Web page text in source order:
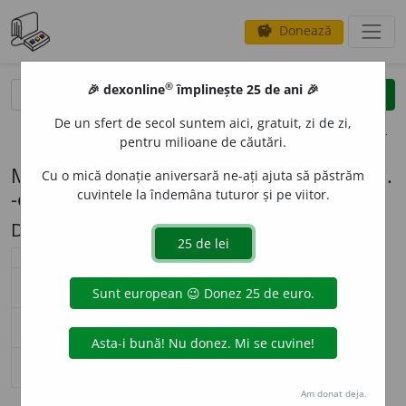
savings Donează
opțiuni
Modelul de flexiune F6.1 (emenagogă (pl.
-oage))
Descriere: Clonat după F6
F6.1) nearticulat
nominativ-acuzativ
singular emenagogă emenago
plural emenagoage emenago
genitiv-dativ
plural emenagoa ge emenago
singular —
🎉 dexonline® împlinește 25 de ani 🎉
De un sfert de secol suntem aici, gratuit, zi de zi,
pentru milioane de căutări.
Cu o mică donație aniversară ne-ați ajuta să păstrăm
cuvintele la îndemâna tuturor și pe viitor.
Am donat deja.